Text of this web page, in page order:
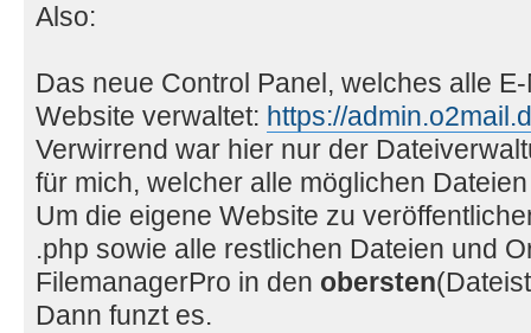
Also:
Das neue Control Panel, welches alle
Website verwaltet: https://
Verwirrend war hier nur der
für mich, welcher alle möglichen
Um die eigene Website zu
.php sowie alle restlichen Dateien und
FilemanagerPro in den obersten
Dann funzt es.